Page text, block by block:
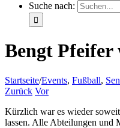
Suche nach:
Bengt Pfeifer
Startseite/Events, Fußball,
Zurück Vor
Kürzlich war es wieder
lassen. Alle Abteilungen und